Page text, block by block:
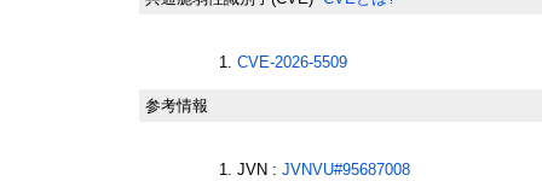
CVE-2026-5509
参考情報
JVN : JVNVU#95687008